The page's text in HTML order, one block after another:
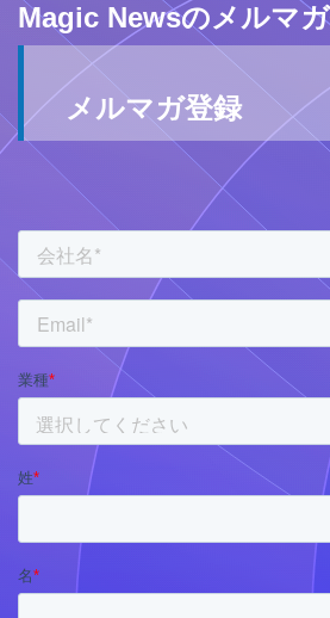
Magic Newsのメルマ
メルマガ登録